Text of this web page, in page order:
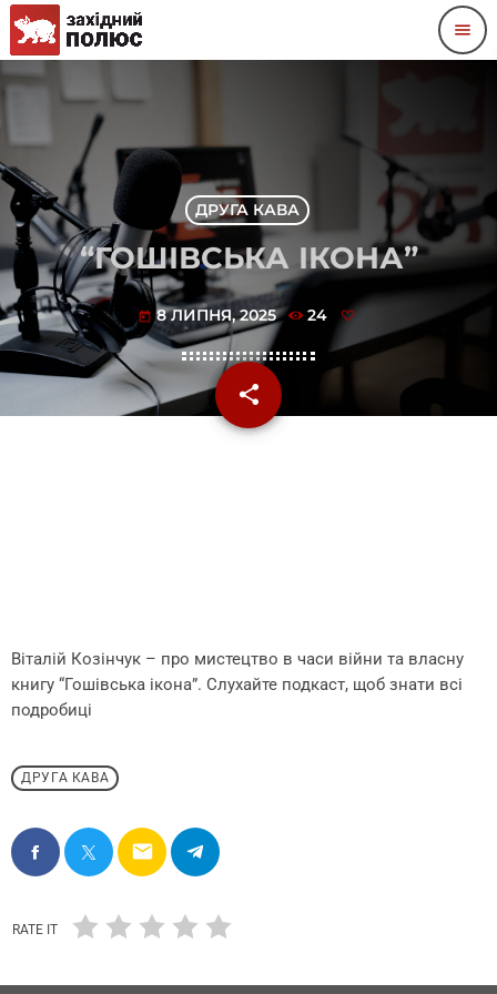
menu
ДРУГА КАВА
“ГОШІВСЬКА ІКОНА”
today 8 ЛИПНЯ, 2025 24
share
email
Віталій Козінчук – про мистецтво в часи війни та власну
книгу “Гошівська ікона”. Слухайте подкаст, щоб знати всі
подробиці
ДРУГА КАВА
email
RATE IT